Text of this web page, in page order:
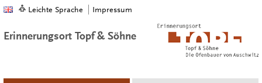
Leichte Sprache Impressum
Erinnerungsort Topf & Söhne